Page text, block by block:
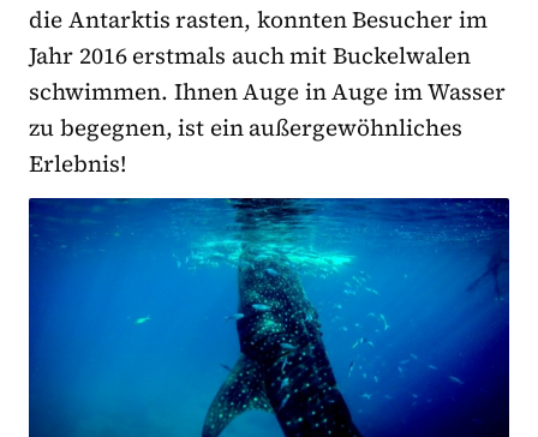
die Antarktis rasten, konnten Besucher im
Jahr 2016 erstmals auch mit Buckelwalen
schwimmen. Ihnen Auge in Auge im Wasser
zu begegnen, ist ein außergewöhnliches
Erlebnis!